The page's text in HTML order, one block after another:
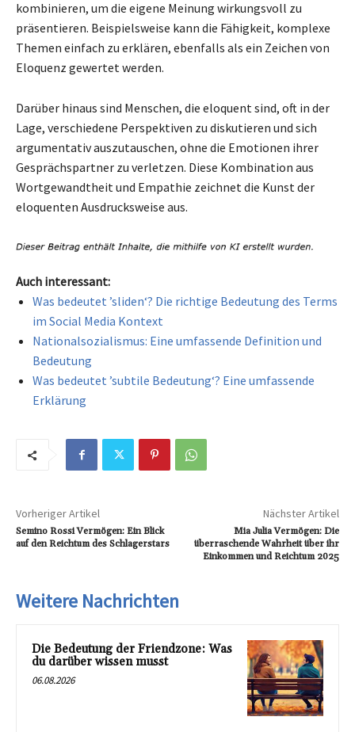
kombinieren, um die eigene Meinung wirkungsvoll zu
präsentieren. Beispielsweise kann die Fähigkeit, komplexe
Themen einfach zu erklären, ebenfalls als ein Zeichen von
Eloquenz gewertet werden.
Darüber hinaus sind Menschen, die eloquent sind, oft in der
Lage, verschiedene Perspektiven zu diskutieren und sich
argumentativ auszutauschen, ohne die Emotionen ihrer
Gesprächspartner zu verletzen. Diese Kombination aus
Wortgewandtheit und Empathie zeichnet die Kunst der
eloquenten Ausdrucksweise aus.
Auch interessant:
Was bedeutet ’sliden‘? Die richtige Bedeutung des Terms
im Social Media Kontext
Nationalsozialismus: Eine umfassende Definition und
Bedeutung
Was bedeutet ’subtile Bedeutung‘? Eine umfassende
Erklärung
Vorheriger Artikel
Semino Rossi Vermögen: Ein Blick
auf den Reichtum des Schlagerstars
Nächster Artikel
Mia Julia Vermögen: Die
überraschende Wahrheit über ihr
Einkommen und Reichtum 2025
Weitere Nachrichten
Die Bedeutung der Friendzone: Was
du darüber wissen musst
06.08.2026